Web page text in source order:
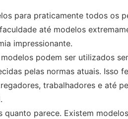
para praticamente todos os
até modelos
impressionante.
podem ser utilizados
pelas normas atuais. Isso
trabalhadores e até
parece. Existem